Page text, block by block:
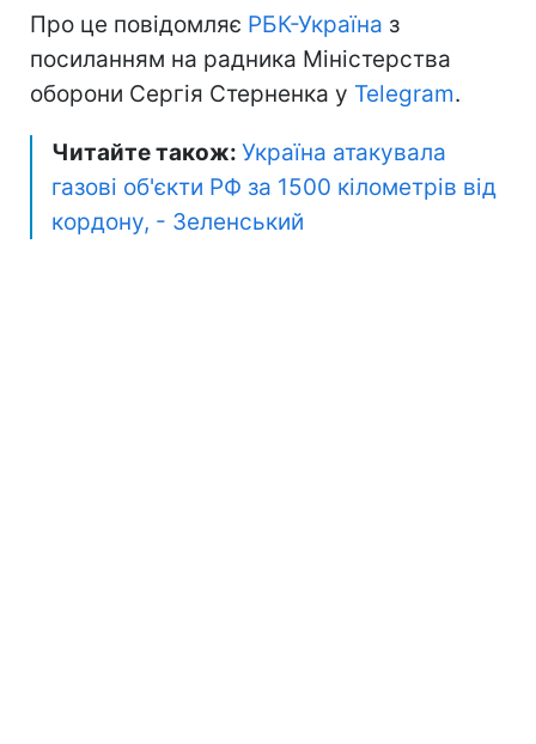
Про це повідомляє РБК-Україна з
посиланням на радника Міністерства
оборони Сергія Стерненка у Telegram.
Читайте також: Україна атакувала
газові об'єкти РФ за 1500 кілометрів від
кордону, - Зеленський